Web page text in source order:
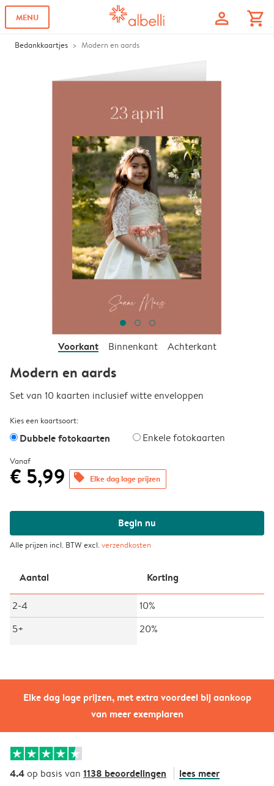
MENU profile shopping_cart
Bedankkaartjes Modern en aards
Elke dag lage prijzen, met extra voordeel bij aankoop
van meer exemplaren
Voorkant Binnenkant Achterkant
Modern en aards
Set van 10 kaarten inclusief witte enveloppen
Kies een kaartsoort:
Dubbele fotokaarten Enkele fotokaarten
Vanaf
€ 5,99 offers Elke dag lage prijzen
Begin nu
Alle prijzen incl. BTW excl.verzendkosten
Aantal Korting
2-4
10%
5+
20%
4.4op basis van 1138 beoordelingen lees meer